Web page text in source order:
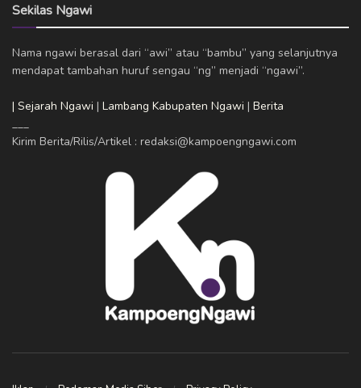
Sekilas Ngawi
Nama ngawi berasal dari “awi” atau “bambu” yang selanjutnya
mendapat tambahan huruf sengau “ng” menjadi “ngawi”.
| Sejarah Ngawi | Lambang Kabupaten Ngawi | Berita
Kirim Berita/Rilis/Artikel : redaksi@kampoengngawi.com